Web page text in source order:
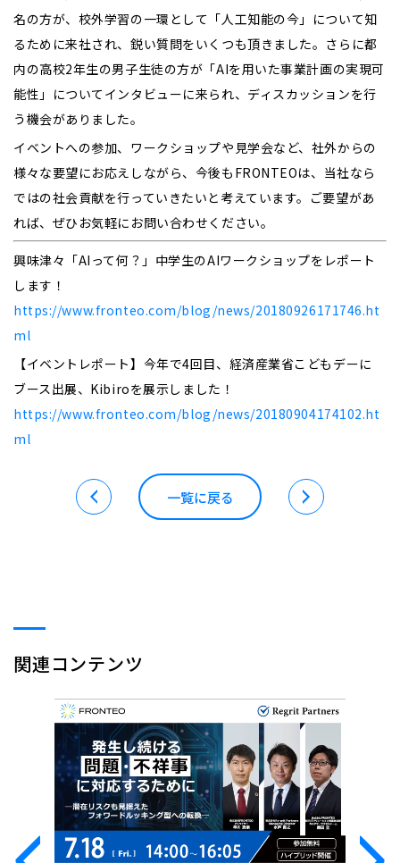
名の方が、校外学習の一環として「人工知能の今」について知
るために来社され、鋭い質問をいくつも頂きました。さらに都
内の高校2年生の男子生徒の方が「AIを用いた事業計画の実現可
能性」についてインタビューに来られ、ディスカッションを行
う機会がありました。
イベントへの参加、ワークショップや見学会など、社外からの
様々な要望にお応えしながら、今後もFRONTEOは、当社なら
ではの社会貢献を行っていきたいと考えています。ご要望があ
れば、ぜひお気軽にお問い合わせください。
興味津々「AIって何？」中学生のAIワークショップをレポート
します！
https://www.fronteo.com/blog/news/20180926171746.ht
ml
【イベントレポート】今年で4回目、経済産業省こどもデーに
ブース出展、Kibiroを展示しました！
https://www.fronteo.com/blog/news/20180904174102.ht
ml
一覧に戻る
関連コンテンツ